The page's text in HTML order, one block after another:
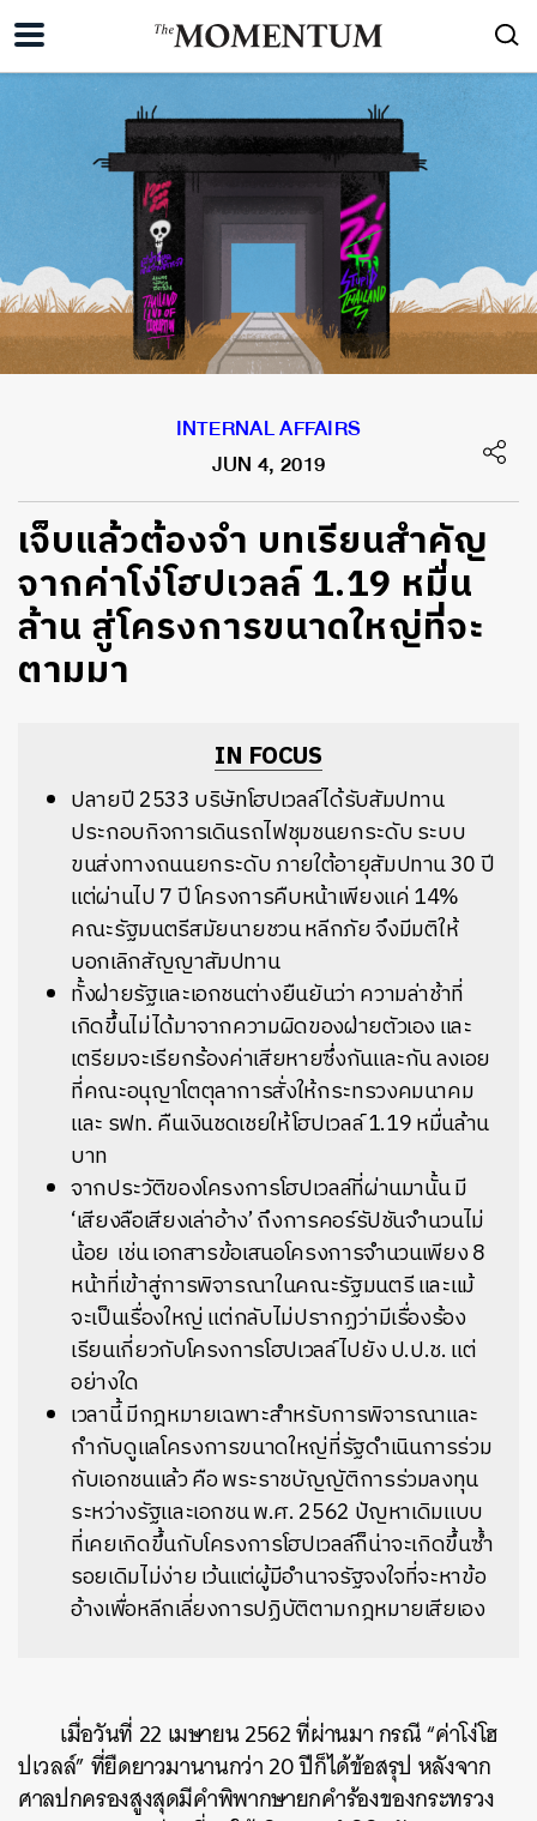
INTERNAL AFFAIRS
JUN 4, 2019
เจ็บแล้วต้องจำ บทเรียนสำคัญ
จากค่าโง่โฮปเวลล์ 1.19 หมื่น
ล้าน สู่โครงการขนาดใหญ่ที่จะ
ตามมา
IN FOCUS
ปลายปี 2533 บริษัทโฮปเวลล์ได้รับสัมปทาน
ประกอบกิจการเดินรถไฟชุมชนยกระดับ ระบบ
ขนส่งทางถนนยกระดับ ภายใต้อายุสัมปทาน 30 ปี
แต่ผ่านไป 7 ปี โครงการคืบหน้าเพียงแค่ 14%
คณะรัฐมนตรีสมัยนายชวน หลีกภัย จึงมีมติให้
บอกเลิกสัญญาสัมปทาน
ทั้งฝ่ายรัฐและเอกชนต่างยืนยันว่า ความล่าช้าที่
เกิดขึ้นไม่ได้มาจากความผิดของฝ่ายตัวเอง และ
เตรียมจะเรียกร้องค่าเสียหายซึ่งกันและกัน ลงเอย
ที่คณะอนุญาโตตุลาการสั่งให้กระทรวงคมนาคม
และ รฟท. คืนเงินชดเชยให้โฮปเวลล์ 1.19 หมื่นล้าน
บาท
จากประวัติของโครงการโฮปเวลล์ที่ผ่านมานั้น มี
‘เสียงลือเสียงเล่าอ้าง’ ถึงการคอร์รัปชันจำนวนไม่
น้อย เช่น เอกสารข้อเสนอโครงการจำนวนเพียง 8
หน้าที่เข้าสู่การพิจารณาในคณะรัฐมนตรี และแม้
จะเป็นเรื่องใหญ่ แต่กลับไม่ปรากฏว่ามีเรื่องร้อง
เรียนเกี่ยวกับโครงการโฮปเวลล์ไปยัง ป.ป.ช. แต่
อย่างใด
เวลานี้ มีกฎหมายเฉพาะสำหรับการพิจารณาและ
กำกับดูแลโครงการขนาดใหญ่ที่รัฐดำเนินการร่วม
กับเอกชนแล้ว คือ พระราชบัญญัติการร่วมลงทุน
ระหว่างรัฐและเอกชน พ.ศ. 2562 ปัญหาเดิมแบบ
ที่เคยเกิดขึ้นกับโครงการโฮปเวลล์ก็น่าจะเกิดขึ้นซ้ำ
รอยเดิมไม่ง่าย เว้นแต่ผู้มีอำนาจรัฐจงใจที่จะหาข้อ
อ้างเพื่อหลีกเลี่ยงการปฏิบัติตามกฎหมายเสียเอง
เมื่อวันที่ 22 เมษายน 2562 ที่ผ่านมา กรณี “ค่าโง่โฮ
ปเวลล์” ที่ยืดยาวมานานกว่า 20 ปีก็ได้ข้อสรุป หลังจาก
ศาลปกครองสูงสุดมีคำพิพากษายกคำร้องของกระทรวง